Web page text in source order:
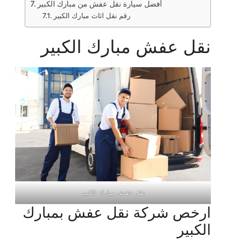
أفضل سيارة نقل عفش من مبارك الكبير
رقم نقل اثاث مبارك الكبير
نقل عفش مبارك الكبير
نقل عفش مبارك الكبير
ارخص شركة نقل عفش بمبارك
الكبير